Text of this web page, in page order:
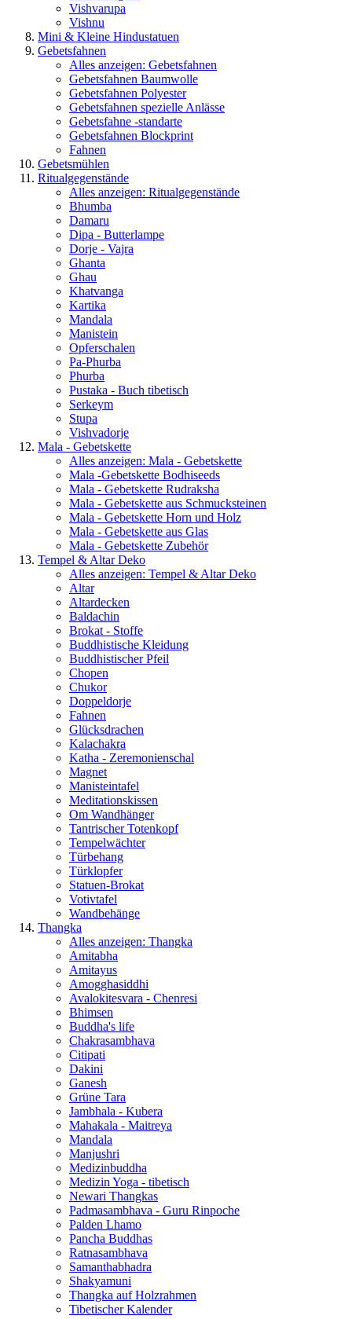
Vishvarupa
Vishnu
Mini & Kleine Hindustatuen
Gebetsfahnen
Alles anzeigen: Gebetsfahnen
Gebetsfahnen Baumwolle
Gebetsfahnen Polyester
Gebetsfahnen spezielle Anlässe
Gebetsfahne -standarte
Gebetsfahnen Blockprint
Fahnen
Gebetsmühlen
Ritualgegenstände
Alles anzeigen: Ritualgegenstände
Bhumba
Damaru
Dipa - Butterlampe
Dorje - Vajra
Ghanta
Ghau
Khatvanga
Kartika
Mandala
Manistein
Opferschalen
Pa-Phurba
Phurba
Pustaka - Buch tibetisch
Serkeym
Stupa
Vishvadorje
Mala - Gebetskette
Alles anzeigen: Mala - Gebetskette
Mala -Gebetskette Bodhiseeds
Mala - Gebetskette Rudraksha
Mala - Gebetskette aus Schmucksteinen
Mala - Gebetskette Horn und Holz
Mala - Gebetskette aus Glas
Mala - Gebetskette Zubehör
Tempel & Altar Deko
Alles anzeigen: Tempel & Altar Deko
Altar
Altardecken
Baldachin
Brokat - Stoffe
Buddhistische Kleidung
Buddhistischer Pfeil
Chopen
Chukor
Doppeldorje
Fahnen
Glücksdrachen
Kalachakra
Katha - Zeremonienschal
Magnet
Manisteintafel
Meditationskissen
Om Wandhänger
Tantrischer Totenkopf
Tempelwächter
Türbehang
Türklopfer
Statuen-Brokat
Votivtafel
Wandbehänge
Thangka
Alles anzeigen: Thangka
Amitabha
Amitayus
Amogghasiddhi
Avalokitesvara - Chenresi
Bhimsen
Buddha's life
Chakrasambhava
Citipati
Dakini
Ganesh
Grüne Tara
Jambhala - Kubera
Mahakala - Maitreya
Mandala
Manjushri
Medizinbuddha
Medizin Yoga - tibetisch
Newari Thangkas
Padmasambhava - Guru Rinpoche
Palden Lhamo
Pancha Buddhas
Ratnasambhava
Samanthabhadra
Shakyamuni
Thangka auf Holzrahmen
Tibetischer Kalender